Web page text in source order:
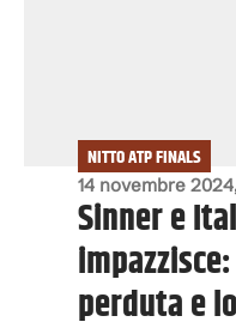
14 novembre
NITTO ATP FINALS
Sinner e
perduta e